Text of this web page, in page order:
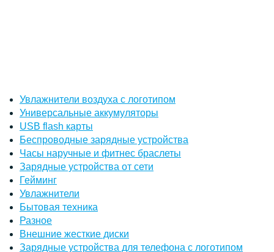
Увлажнители воздуха с логотипом
Универсальные аккумуляторы
USB flash карты
Беспроводные зарядные устройства
Часы наручные и фитнес браслеты
Зарядные устройства от сети
Гейминг
Увлажнители
Бытовая техника
Разное
Внешние жесткие диски
Зарядные устройства для телефона с логотипом